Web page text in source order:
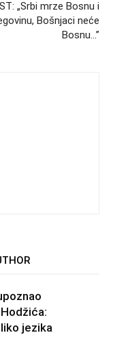
„Srbi mrze Bosnu i
Bošnjaci neće
Bosnu…”
jezika